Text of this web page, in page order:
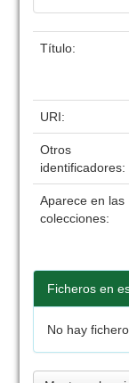
Título:
URI:
Otros
identificadores:
Aparece en las
colecciones:
Ficheros en
No hay